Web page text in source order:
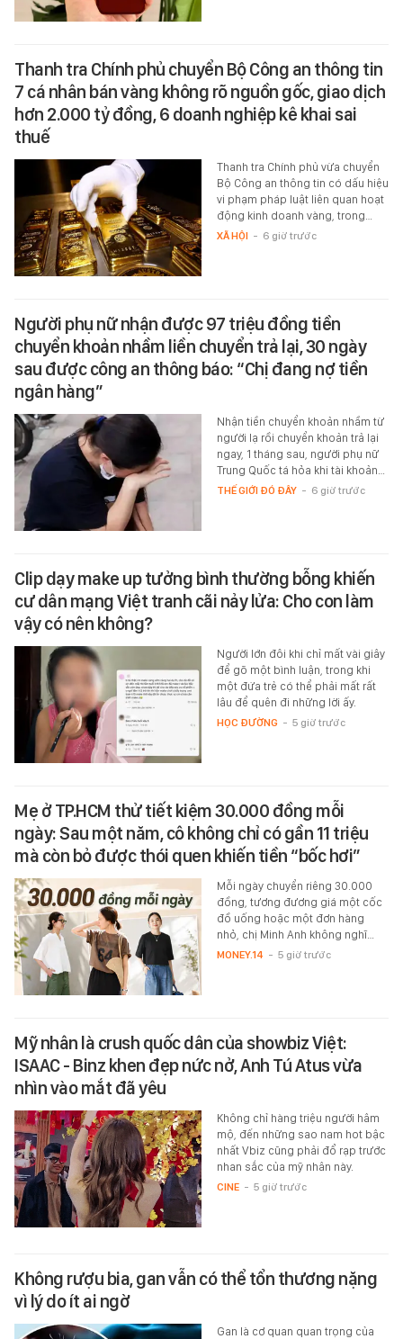
Thanh tra Chính phủ chuyển Bộ Công an thông tin
7 cá nhân bán vàng không rõ nguồn gốc, giao dịch
hơn 2.000 tỷ đồng, 6 doanh nghiệp kê khai sai
thuế
Thanh tra Chính phủ vừa chuyển
Bộ Công an thông tin có dấu hiệu
vi phạm pháp luật liên quan hoạt
động kinh doanh vàng, trong…
XÃ HỘI - 6 giờ trước
Người phụ nữ nhận được 97 triệu đồng tiền
chuyển khoản nhầm liền chuyển trả lại, 30 ngày
sau được công an thông báo: “Chị đang nợ tiền
ngân hàng”
Nhận tiền chuyển khoản nhầm từ
người lạ rồi chuyển khoản trả lại
ngay, 1 tháng sau, người phụ nữ
Trung Quốc tá hỏa khi tài khoản…
THẾ GIỚI ĐÓ ĐÂY - 6 giờ trước
Clip dạy make up tưởng bình thường bỗng khiến
cư dân mạng Việt tranh cãi nảy lửa: Cho con làm
vậy có nên không?
Người lớn đôi khi chỉ mất vài giây
để gõ một bình luận, trong khi
một đứa trẻ có thể phải mất rất
lâu để quên đi những lời ấy.
HỌC ĐƯỜNG - 5 giờ trước
Mẹ ở TP.HCM thử tiết kiệm 30.000 đồng mỗi
ngày: Sau một năm, cô không chỉ có gần 11 triệu
mà còn bỏ được thói quen khiến tiền “bốc hơi”
Mỗi ngày chuyển riêng 30.000
đồng, tương đương giá một cốc
đồ uống hoặc một đơn hàng
nhỏ, chị Minh Anh không nghĩ…
MONEY.14 - 5 giờ trước
Mỹ nhân là crush quốc dân của showbiz Việt:
ISAAC - Binz khen đẹp nức nở, Anh Tú Atus vừa
nhìn vào mắt đã yêu
Không chỉ hàng triệu người hâm
mộ, đến những sao nam hot bậc
nhất Vbiz cũng phải đổ rạp trước
nhan sắc của mỹ nhân này.
CINE - 5 giờ trước
Không rượu bia, gan vẫn có thể tổn thương nặng
vì lý do ít ai ngờ
Gan là cơ quan quan trọng của